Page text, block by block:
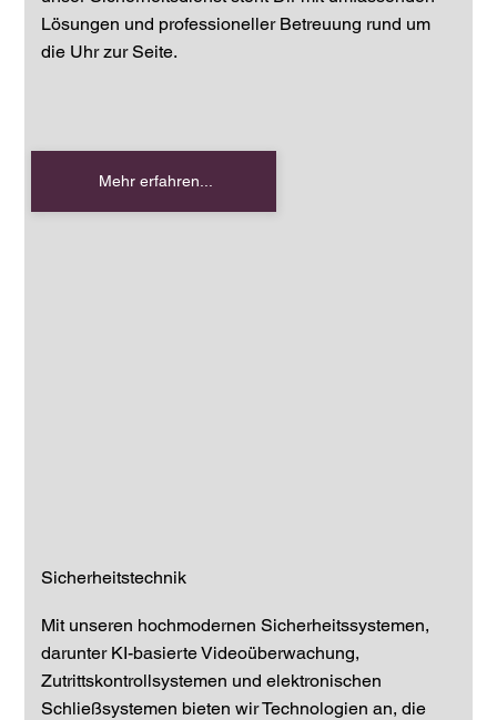
Mehr erfahren...
Lösungen und professioneller Betreuung rund um
die Uhr zur Seite.
Sicherheitstechnik
Mit unseren hochmodernen Sicherheitssystemen,
darunter KI-basierte Videoüberwachung,
Zutrittskontrollsystemen und elektronischen
Schließsystemen bieten wir Technologien an, die